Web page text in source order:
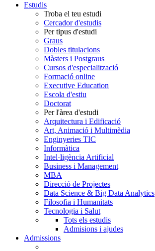
Estudis
Troba el teu estudi
Cercador d'estudis
Per tipus d'estudi
Graus
Dobles titulacions
Màsters i Postgraus
Cursos d'especialització
Formació online
Executive Education
Escola d'estiu
Doctorat
Per l'àrea d'estudi
Arquitectura i Edificació
Art, Animació i Multimèdia
Enginyeries TIC
Informàtica
Intel·ligència Artificial
Business i Management
MBA
Direcció de Projectes
Data Science & Big Data Analytics
Filosofia i Humanitats
Tecnologia i Salut
Tots els estudis
Admisions i ajudes
Admissions